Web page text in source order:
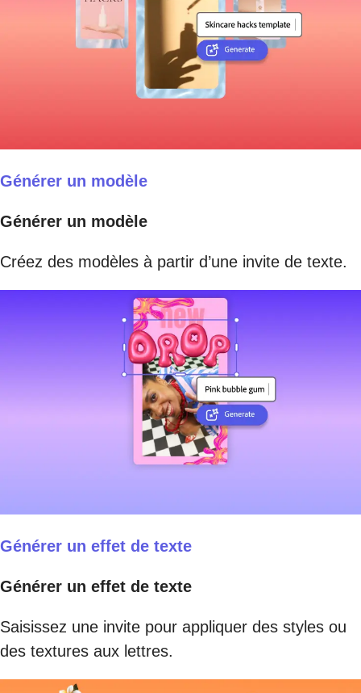
Générer un modèle
Générer un modèle
Créez des modèles à partir d’une invite de texte.
Générer un effet de texte
Générer un effet de texte
Saisissez une invite pour appliquer des styles ou
des textures aux lettres.